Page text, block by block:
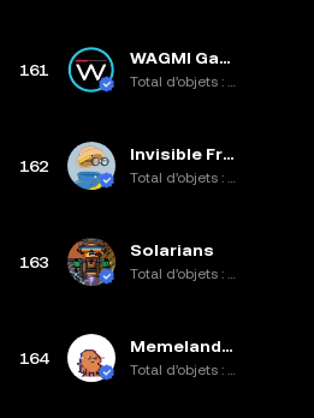
161
WAGMI Game Genesis
Total d’objets : 3,1K
162
Invisible Friends
Total d’objets : 5K
163
Solarians
Total d’objets : 2,3K
164
Memeland Potatoz
Total d’objets : 10K